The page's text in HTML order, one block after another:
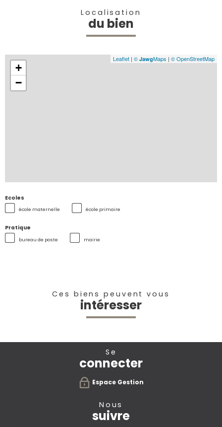
Localisation
du bien
+
−
Leaflet | © JawgMaps | © OpenStreetMap
Ecoles
école maternelle école primaire
Pratique
bureau de poste mairie
Ces biens peuvent vous
intéresser
se
connecter
Espace Gestion
nous
suivre